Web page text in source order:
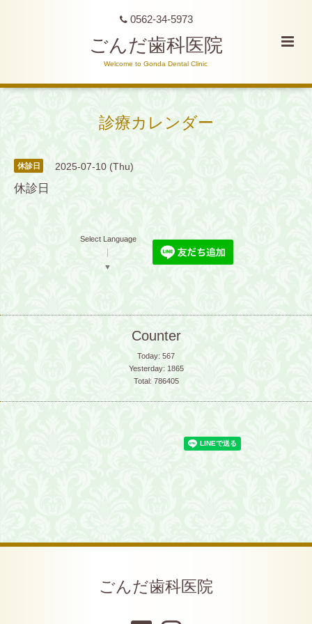
0562-34-5973
ごんだ歯科医院
Welcome to Gonda Dental Clinic
診療カレンダー
休診日 2025-07-10 (Thu)
休診日
Select Language
▼
Counter
Today: 567
Yesterday: 1865
Total: 786405
ごんだ歯科医院